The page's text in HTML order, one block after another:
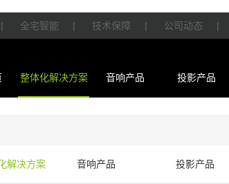
| 全宅智能 | 技术保障 | 公司动态 |
整体化解决方案 音响产品 投影产品
解决方案 音响产品 投影产品